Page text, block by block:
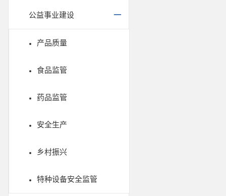
公益事业建设
产品质量
食品监管
药品监管
安全生产
乡村振兴
特种设备安全监管